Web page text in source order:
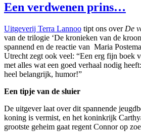
Een verdwenen prins…
Uitgeverij Terra Lannoo tipt ons over De
van de trilogie ‘De kronieken van de
spannend en de reactie van Maria
Utrecht zegt ook veel: “Een erg fijn boek
met alles wat een goed verhaal nodig
heel belangrijk, humor!”
Een tipje van de sluier
De uitgever laat over dit spannende
koning is vermist, en het koninkrijk
grootste geheim gaat regent Connor op